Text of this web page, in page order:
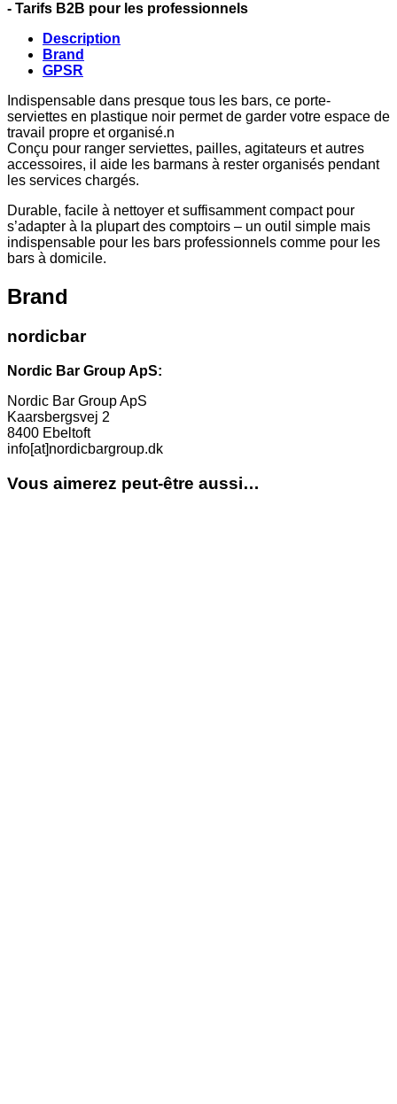
- Tarifs B2B pour les professionnels
Description
Brand
GPSR
Indispensable dans presque tous les bars, ce porte-
serviettes en plastique noir permet de garder votre espace de
travail propre et organisé.n
Conçu pour ranger serviettes, pailles, agitateurs et autres
accessoires, il aide les barmans à rester organisés pendant
les services chargés.
Durable, facile à nettoyer et suffisamment compact pour
s’adapter à la plupart des comptoirs – un outil simple mais
indispensable pour les bars professionnels comme pour les
bars à domicile.
Brand
nordicbar
Nordic Bar Group ApS:
Nordic Bar Group ApS
Kaarsbergsvej 2
8400 Ebeltoft
info[at]nordicbargroup.dk
Vous aimerez peut-être aussi…